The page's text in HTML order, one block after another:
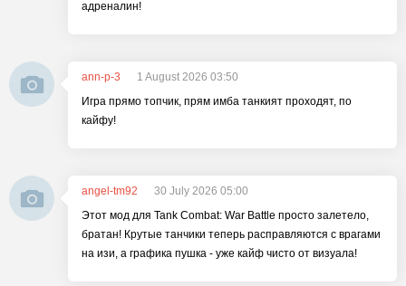
адреналин!
ann-p-3
1 August 2026 03:50
Игра прямо топчик, прям имба танкият проходят, по
кайфу!
angel-tm92
30 July 2026 05:00
Этот мод для Tank Combat: War Battle просто залетело,
братан! Крутые танчики теперь расправляются с врагами
на изи, а графика пушка - уже кайф чисто от визуала!